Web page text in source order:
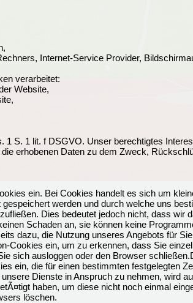
Internet-Service Provider,
verarbeitet:
Website,
1 S. 1 lit. f DSGVO. Unser berechtigtes
erhobenen Daten zu dem Zweck,
ein. Bei Cookies handelt es sich um
werden und durch welche uns
Dies bedeutet jedoch nicht, dass wir
Schaden an, sie können keine
dazu, die Nutzung unseres Angebots für Sie
Cookies ein, um zu erkennen, dass Sie
sich ausloggen oder den Browser
ein, die für einen bestimmten festgelegten
Dienste in Anspruch zu nehmen, wird
haben, um diese nicht noch einmal
löschen.